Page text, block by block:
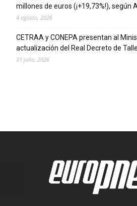
millones de euros (¡+19,73%!), según
4 agosto, 2026
CETRAA y CONEPA presentan al
actualización del Real Decreto de
31 julio, 2026